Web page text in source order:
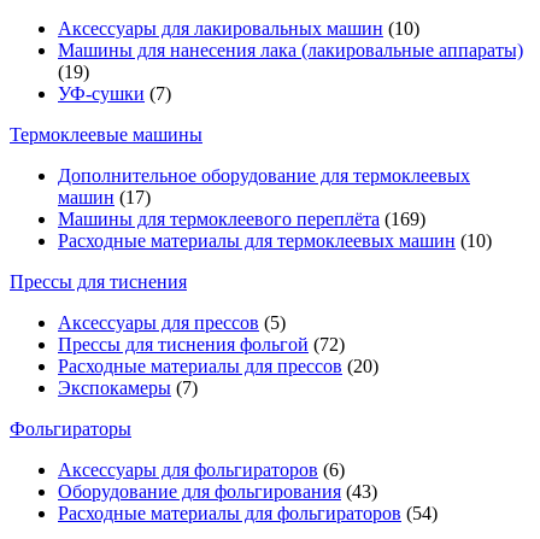
Аксессуары для лакировальных машин (10)
Машины для нанесения лака (лакировальные аппараты)
(19)
УФ-сушки (7)
Термоклеевые машины
Дополнительное оборудование для термоклеевых
машин (17)
Машины для термоклеевого переплёта (169)
Расходные материалы для термоклеевых машин (10)
Прессы для тиснения
Аксессуары для прессов (5)
Прессы для тиснения фольгой (72)
Расходные материалы для прессов (20)
Экспокамеры (7)
Фольгираторы
Аксессуары для фольгираторов (6)
Оборудование для фольгирования (43)
Расходные материалы для фольгираторов (54)